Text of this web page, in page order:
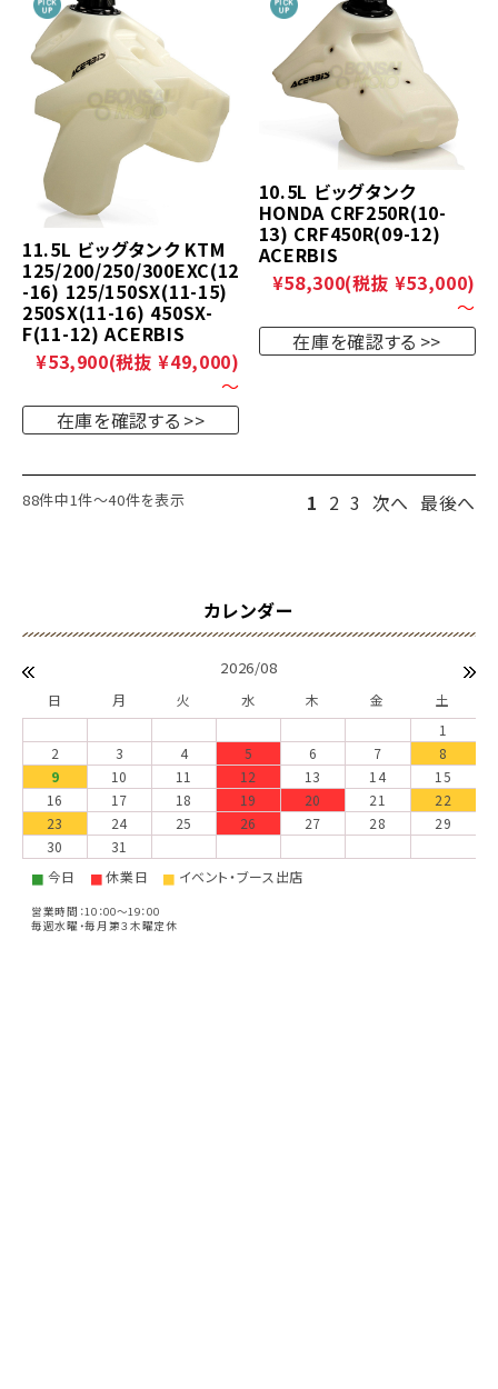
11.5L ビッグタンク KTM
125/200/250/300EXC(12
-16) 125/150SX(11-15)
250SX(11-16) 450SX-
F(11-12) ACERBIS
¥53,900(税抜 ¥49,000)
～
在庫を確認する
10.5L ビッグタンク
HONDA CRF250R(10-
13) CRF450R(09-12)
ACERBIS
¥58,300(税抜 ¥53,000)
～
在庫を確認する
88件中1件～40件を表示 1 2 3 次へ 最後へ
2026/08
日 月 火 水 木 金
土
1
2
3 4 5 6 7
8
9
10 11 12 13 14
15
16
17 18 19 20 21
22
23
24 25 26 27 28
29
30
31
■ 今日 ■休業日 ■ イベント・ブース出店
営業時間：10：00～19：00
毎週水曜・毎月第３木曜定休